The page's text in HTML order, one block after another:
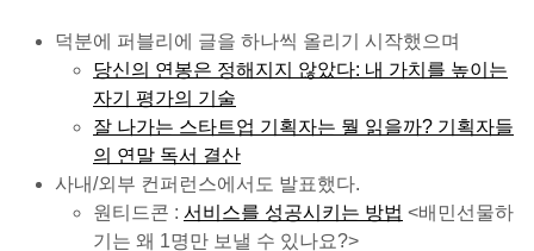
덕분에 퍼블리에 글을 하나씩 올리기 시작했으며
당신의 연봉은 정해지지 않았다: 내 가치를 높이는
자기 평가의 기술
잘 나가는 스타트업 기획자는 뭘 읽을까? 기획자들
의 연말 독서 결산
사내/외부 컨퍼런스에서도 발표했다.
원티드콘 : 서비스를 성공시키는 방법 <배민선물하
기는 왜 1명만 보낼 수 있나요?>